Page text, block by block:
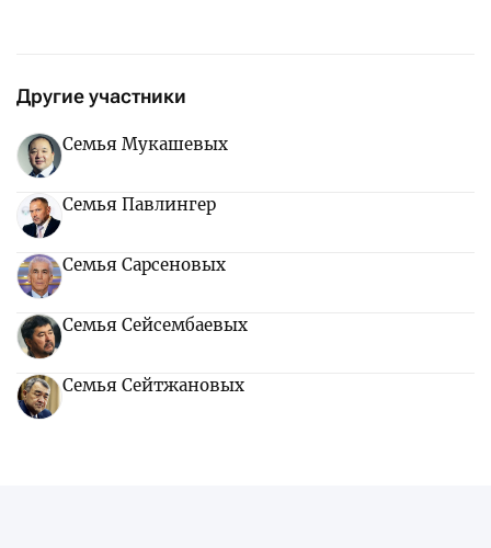
Другие участники
Семья Мукашевых
Семья Павлингер
Семья Сарсеновых
Семья Сейсембаевых
Семья Сейтжановых